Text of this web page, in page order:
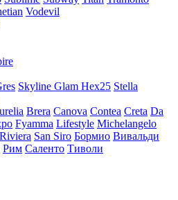
Vodevil
Skyline Glam Hex25 Stella
Brera Canova Contea Creta Da
Fyamma Lifestyle Michelangelo
Riviera San Siro Бормио Вивальди
Рим Саленто Тиволи